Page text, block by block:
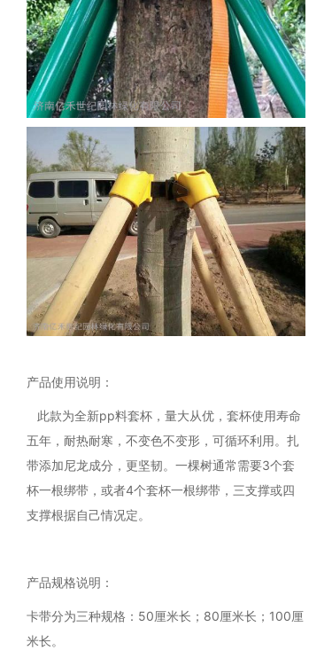
产品使用说明：
此款为全新pp料套杯，量大从优，套杯使用寿命
五年，耐热耐寒，不变色不变形，可循环利用。扎
带添加尼龙成分，更坚韧。一棵树通常需要3个套
杯一根绑带，或者4个套杯一根绑带，三支撑或四
支撑根据自己情况定。
产品规格说明：
卡带分为三种规格：50厘米长；80厘米长；100厘
米长。